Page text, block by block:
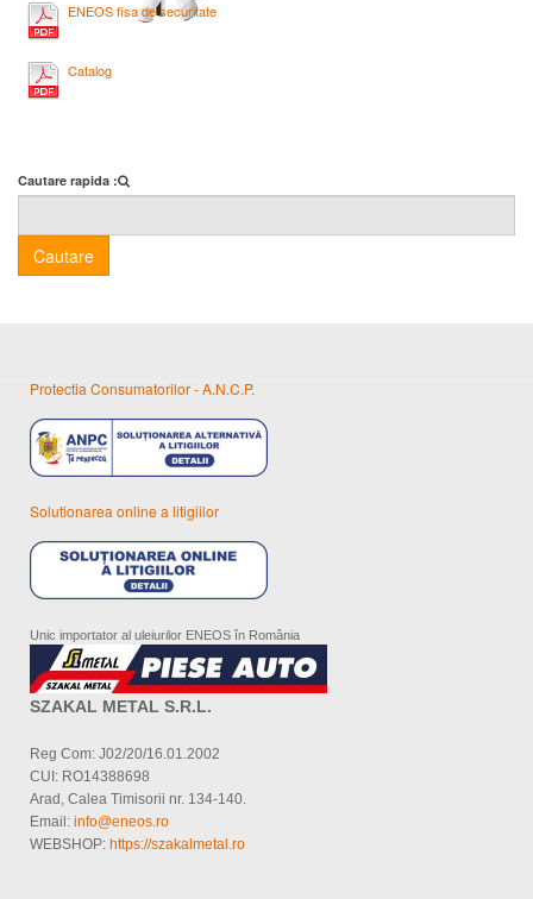
ENEOS fisa de securitate
Catalog
Cautare rapida :
Cautare
Protectia Consumatorilor - A.N.C.P.
Solutionarea online a litigiilor
Unic importator al uleiurilor ENEOS în România
SZAKAL METAL S.R.L.
Reg Com: J02/20/16.01.2002
CUI: RO14388698
Arad, Calea Timisorii nr. 134-140.
Email: info@eneos.ro
WEBSHOP: https://szakalmetal.ro